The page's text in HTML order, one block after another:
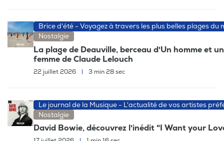
Brice d'été - Voyagez à travers les plus belles plages du
Nostalgie
La plage de Deauville, berceau d'Un homme et
femme de Claude Lelouch
22 juillet 2026 | 3 min 28 sec
Le journal de la Musique - L'actualité de vos artistes
Nostalgie
David Bowie, découvrez l'inédit "I Want your